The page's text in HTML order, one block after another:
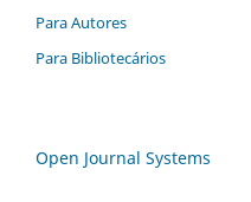
Para Autores
Para Bibliotecários
Open Journal Systems